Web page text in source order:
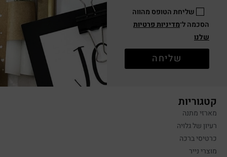
שליחת הטופס מהווה
הסכמה ל־מדיניות פרטיות
שלנו
שליחה
קטגוריות
מארזי מתנה
רעיון של גלויה
כרטיסי ברכה
מוצרי נייר